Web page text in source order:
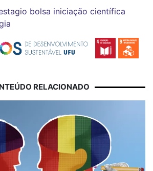
bolsa iniciação científica
RELACIONADO